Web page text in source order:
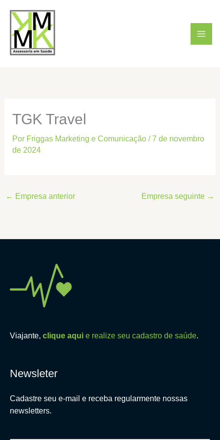
para
conteúdo
TGK Travel
Por Friggas Marketing e Comunicação /7 de novembro
de 2024
← Empresa anterior Empresa seguinte →
Viajante, clique aqui e realize seu cadastro de saúde.
Newsleter
Cadastre seu e-mail e receba regularmente nossas
newsletters.